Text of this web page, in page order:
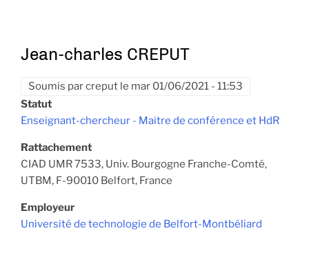
Jean-charles CREPUT
Soumis parcreput le mar 01/06/2021 - 11:53
Statut
Enseignant-chercheur - Maitre de conférence et HdR
Rattachement
CIAD UMR 7533, Univ. Bourgogne Franche-Comté,
UTBM, F-90010 Belfort, France
Employeur
Université de technologie de Belfort-Montbéliard